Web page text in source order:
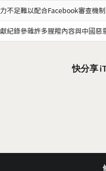
不足難以配合Facebook審查機
紀錄參雜許多腥羶內容與中國惡
快分享